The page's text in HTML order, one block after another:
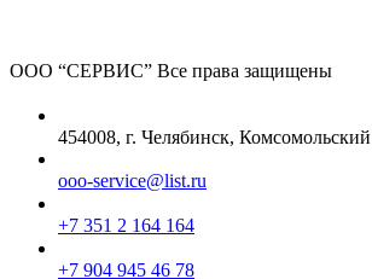
ООО “СЕРВИС” Все права защищены
454008, г. Челябинск,
ooo-service@list.ru
+7 351 2 164 164
+7 904 945 46 78